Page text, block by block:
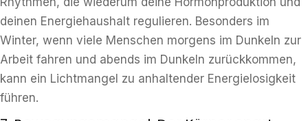
deinen Energiehaushalt regulieren. Besonders im
Winter, wenn viele Menschen morgens im Dunkeln zur
Arbeit fahren und abends im Dunkeln zurückkommen,
kann ein Lichtmangel zu anhaltender Energielosigkeit
führen.